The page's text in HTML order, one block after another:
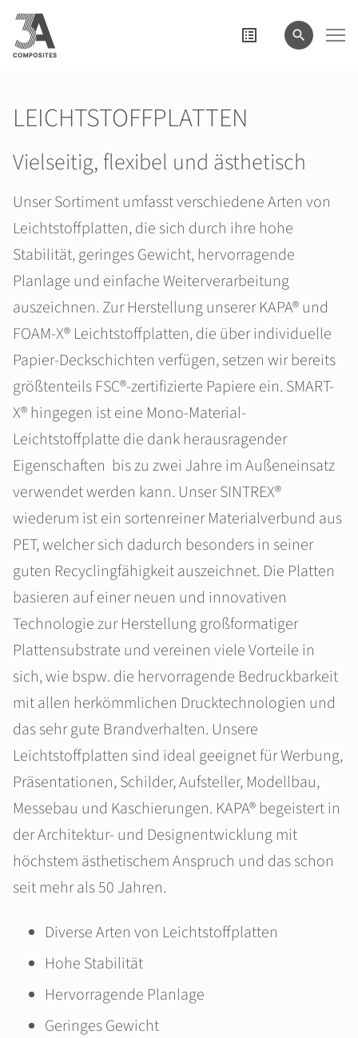
eingeben
LEICHTSTOFFPLATTEN
Vielseitig, flexibel und ästhetisch
Unser Sortiment umfasst verschiedene Arten von
Leichtstoffplatten, die sich durch ihre hohe
Stabilität, geringes Gewicht, hervorragende
Planlage und einfache Weiterverarbeitung
auszeichnen. Zur Herstellung unserer KAPA® und
FOAM-X® Leichtstoffplatten, die über individuelle
Papier-Deckschichten verfügen, setzen wir bereits
größtenteils FSC®-zertifizierte Papiere ein. SMART-
X® hingegen ist eine Mono-Material-
Leichtstoffplatte die dank herausragender
Eigenschaften bis zu zwei Jahre im Außeneinsatz
verwendet werden kann. Unser SINTREX®
wiederum ist ein sortenreiner Materialverbund aus
PET, welcher sich dadurch besonders in seiner
guten Recyclingfähigkeit auszeichnet. Die Platten
basieren auf einer neuen und innovativen
Technologie zur Herstellung großformatiger
Plattensubstrate und vereinen viele Vorteile in
sich, wie bspw. die hervorragende Bedruckbarkeit
mit allen herkömmlichen Drucktechnologien und
das sehr gute Brandverhalten. Unsere
Leichtstoffplatten sind ideal geeignet für Werbung,
Präsentationen, Schilder, Aufsteller, Modellbau,
Messebau und Kaschierungen. KAPA® begeistert in
der Architektur- und Designentwicklung mit
höchstem ästhetischem Anspruch und das schon
seit mehr als 50 Jahren.
Diverse Arten von Leichtstoffplatten
Hohe Stabilität
Hervorragende Planlage
Geringes Gewicht